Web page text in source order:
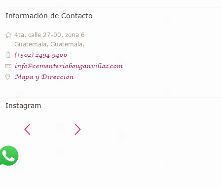
Información de Contacto
4ta. calle 27-00, zona 6
Guatemala, Guatemala,
(+502) 2494 9400
info@cementeriobouganvilias.com
Mapa y Dirección
Instagram